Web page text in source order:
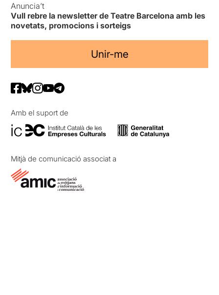
Anuncia’t
Vull rebre la newsletter de Teatre Barcelona amb les
novetats, promocions i sorteigs
Unir-me
Amb el suport de
Mitjà de comunicació associat a